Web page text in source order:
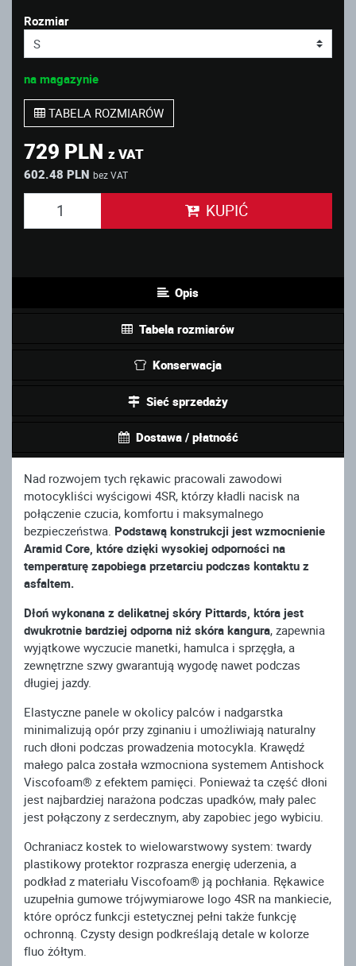
Rozmiar
na magazynie
TABELA ROZMIARÓW
729 PLN z VAT
602.48 PLN bez VAT
KUPIĆ
Opis
Tabela rozmiarów
Konserwacja
Sieć sprzedaży
Dostawa / płatność
Nad rozwojem tych rękawic pracowali zawodowi
motocykliści wyścigowi 4SR, którzy kładli nacisk na
połączenie czucia, komfortu i maksymalnego
bezpieczeństwa. Podstawą konstrukcji jest wzmocnienie
Aramid Core, które dzięki wysokiej odporności na
temperaturę zapobiega przetarciu podczas kontaktu z
asfaltem.
Dłoń wykonana z delikatnej skóry Pittards, która jest
dwukrotnie bardziej odporna niż skóra kangura, zapewnia
wyjątkowe wyczucie manetki, hamulca i sprzęgła, a
zewnętrzne szwy gwarantują wygodę nawet podczas
długiej jazdy.
Elastyczne panele w okolicy palców i nadgarstka
minimalizują opór przy zginaniu i umożliwiają naturalny
ruch dłoni podczas prowadzenia motocykla. Krawędź
małego palca została wzmocniona systemem Antishock
Viscofoam® z efektem pamięci. Ponieważ ta część dłoni
jest najbardziej narażona podczas upadków, mały palec
jest połączony z serdecznym, aby zapobiec jego wybiciu.
Ochraniacz kostek to wielowarstwowy system: twardy
plastikowy protektor rozprasza energię uderzenia, a
podkład z materiału Viscofoam® ją pochłania. Rękawice
uzupełnia gumowe trójwymiarowe logo 4SR na mankiecie,
które oprócz funkcji estetycznej pełni także funkcję
ochronną. Czysty design podkreślają detale w kolorze
fluo żółtym.